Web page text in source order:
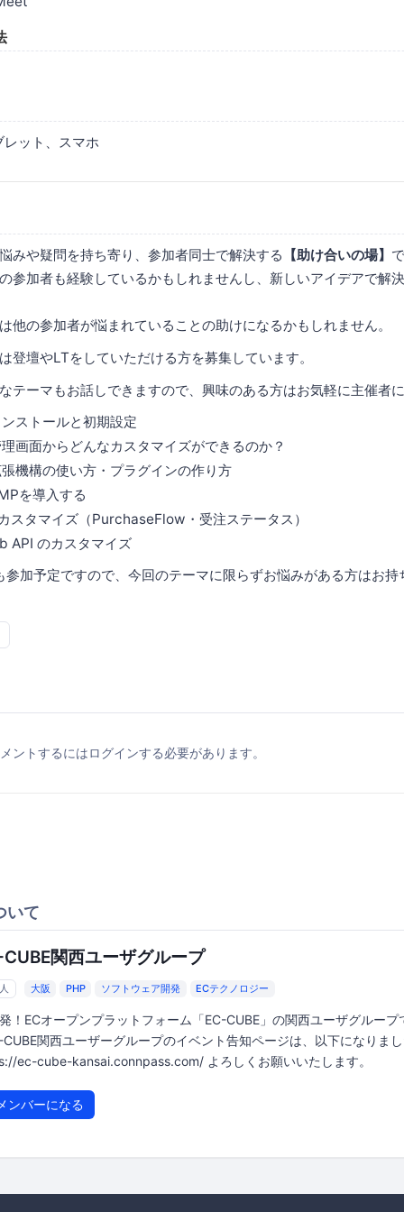
ット、スマホ
みや疑問を持ち寄り、参加者同士で解決する 【助け合いの場】
参加者も経験しているかもしれませんし、新しいアイデアで解
他の参加者が悩まれていることの助けになるかもしれません。
登壇やLTをしていただける方を募集しています。
テーマもお話しできますので、興味のある方はお気軽に主催者
ストールと初期設定
画面からどんなカスタマイズができるのか？
機構の使い方・プラグインの作り方
を導入する
スタマイズ（PurchaseFlow・受注ステータス）
API のカスタマイズ
参加予定ですので、今回のテーマに限らずお悩みがある方はお持
ントするにはログインする必要があります。
いて
関西ユーザグループ
大阪 PHP ソフトウェア開発 ECテクノロジー
！ECオープンプラットフォーム「EC-CUBE」の関西ユーザグループ
関西ユーザーグループのイベント告知ページは、以下になりま
ec-cube-kansai.connpass.com/ よろしくお願いいたします。
ンバーになる